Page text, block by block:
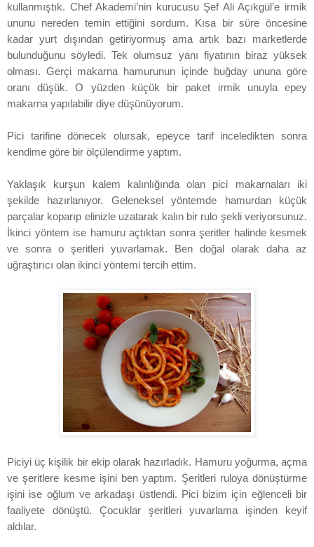
kullanmıştık. Chef Akademi’nin kurucusu Şef Ali Açıkgül’e irmik
ununu nereden temin ettiğini sordum. Kısa bir süre öncesine
kadar yurt dışından getiriyormuş ama artık bazı marketlerde
bulunduğunu söyledi. Tek olumsuz yanı fiyatının biraz yüksek
olması. Gerçi makarna hamurunun içinde buğday ununa göre
oranı düşük. O yüzden küçük bir paket irmik unuyla epey
makarna yapılabilir diye düşünüyorum.
Pici tarifine dönecek olursak, epeyce tarif inceledikten sonra
kendime göre bir ölçülendirme yaptım.
Yaklaşık kurşun kalem kalınlığında olan pici makarnaları iki
şekilde hazırlanıyor. Geleneksel yöntemde hamurdan küçük
parçalar koparıp elinizle uzatarak kalın bir rulo şekli veriyorsunuz.
İkinci yöntem ise hamuru açtıktan sonra şeritler halinde kesmek
ve sonra o şeritleri yuvarlamak. Ben doğal olarak daha az
uğraştırıcı olan ikinci yöntemi tercih ettim.
Piciyi üç kişilik bir ekip olarak hazırladık. Hamuru yoğurma, açma
ve şeritlere kesme işini ben yaptım. Şeritleri ruloya dönüştürme
işini ise oğlum ve arkadaşı üstlendi. Pici bizim için eğlenceli bir
faaliyete dönüştü. Çocuklar şeritleri yuvarlama işinden keyif
aldılar.